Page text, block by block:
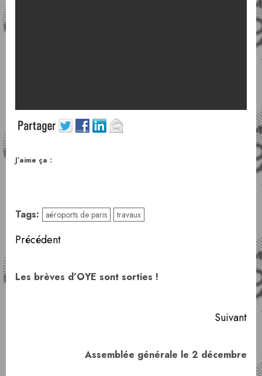
J’aime ça :
Tags: aéroports de paris travaux
Navigation
Précédent
Les brèves d’OYE sont sorties !
Suivant
Assemblée générale le 2 décembre